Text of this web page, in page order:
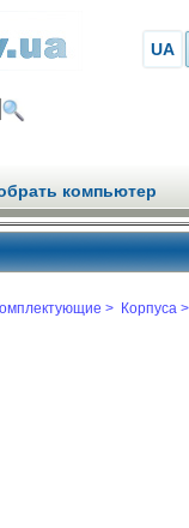
UA
компьютер
> Корпуса >